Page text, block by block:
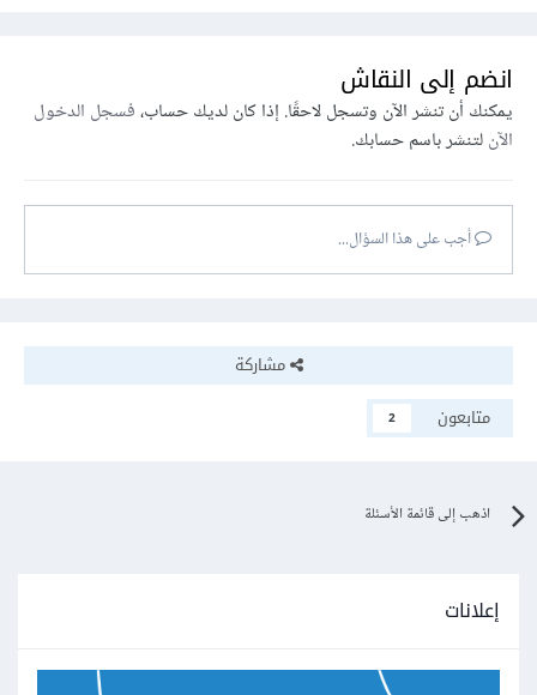
انضم إلى النقاش
يمكنك أن تنشر الآن وتسجل لاحقًا. إذا كان لديك حساب،فسجل الدخول
الآنلتنشر باسم حسابك.
أجب على هذا السؤال...
مشاركة
متابعون
2
اذهب إلى قائمة الأسئلة
إعلانات